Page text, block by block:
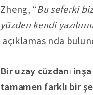
Zheng, “Bu seferki
yüzden kendi
açıklamasında
Bir uzay cüzdanı
tamamen farklı bir